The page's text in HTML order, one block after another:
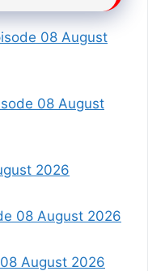
08 August
08 August
2026
08 August 2026
August 2026